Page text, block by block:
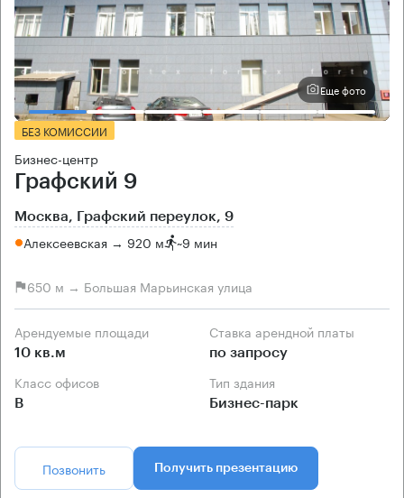
Еще фото
БЕЗ КОМИССИИ
Бизнес-центр
Графский 9
Москва, Графский переулок, 9
Алексеевская → 920 м ~9 мин
650 м → Большая Марьинская улица
Арендуемые площади
10 кв.м
Ставка арендной платы
по запросу
Класс офисов
B
Тип здания
Бизнес-парк
Позвонить Получить презентацию